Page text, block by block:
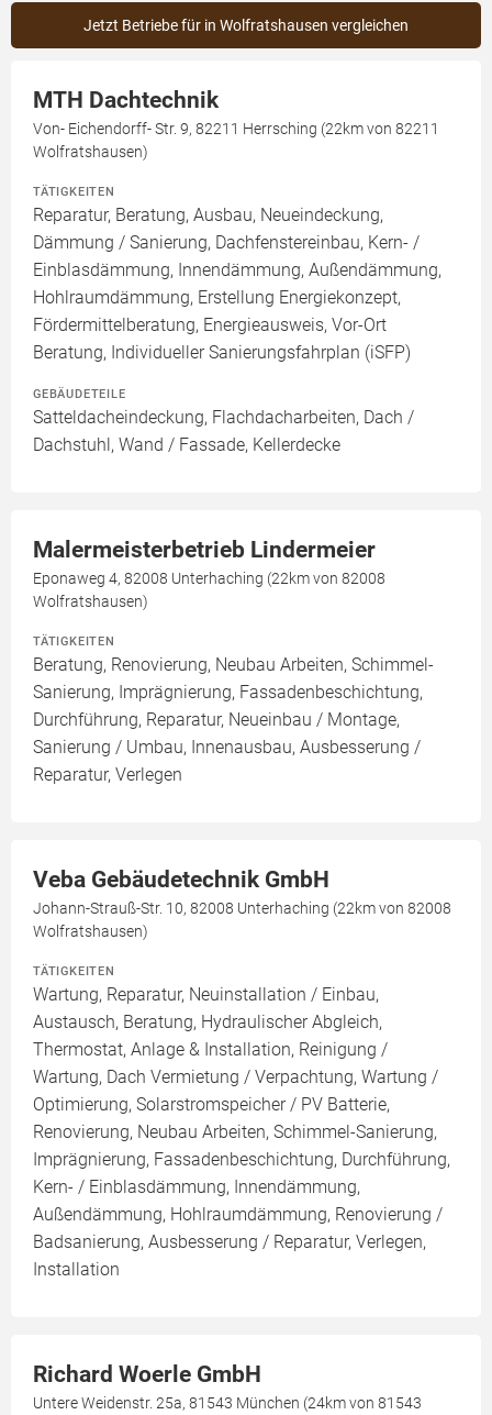
Jetzt Betriebe für in Wolfratshausen vergleichen
MTH Dachtechnik
Von- Eichendorff- Str. 9, 82211 Herrsching (22km von 82211
Wolfratshausen)
TÄTIGKEITEN
Reparatur, Beratung, Ausbau, Neueindeckung,
Dämmung / Sanierung, Dachfenstereinbau, Kern- /
Einblasdämmung, Innendämmung, Außendämmung,
Hohlraumdämmung, Erstellung Energiekonzept,
Fördermittelberatung, Energieausweis, Vor-Ort
Beratung, Individueller Sanierungsfahrplan (iSFP)
GEBÄUDETEILE
Satteldacheindeckung, Flachdacharbeiten, Dach /
Dachstuhl, Wand / Fassade, Kellerdecke
Malermeisterbetrieb Lindermeier
Eponaweg 4, 82008 Unterhaching (22km von 82008
Wolfratshausen)
TÄTIGKEITEN
Beratung, Renovierung, Neubau Arbeiten, Schimmel-
Sanierung, Imprägnierung, Fassadenbeschichtung,
Durchführung, Reparatur, Neueinbau / Montage,
Sanierung / Umbau, Innenausbau, Ausbesserung /
Reparatur, Verlegen
Veba Gebäudetechnik GmbH
Johann-Strauß-Str. 10, 82008 Unterhaching (22km von 82008
Wolfratshausen)
TÄTIGKEITEN
Wartung, Reparatur, Neuinstallation / Einbau,
Austausch, Beratung, Hydraulischer Abgleich,
Thermostat, Anlage & Installation, Reinigung /
Wartung, Dach Vermietung / Verpachtung, Wartung /
Optimierung, Solarstromspeicher / PV Batterie,
Renovierung, Neubau Arbeiten, Schimmel-Sanierung,
Imprägnierung, Fassadenbeschichtung, Durchführung,
Kern- / Einblasdämmung, Innendämmung,
Außendämmung, Hohlraumdämmung, Renovierung /
Badsanierung, Ausbesserung / Reparatur, Verlegen,
Installation
Richard Woerle GmbH
Untere Weidenstr. 25a, 81543 München (24km von 81543